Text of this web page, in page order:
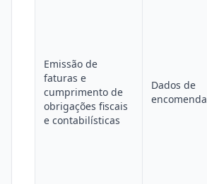
Emissão de
faturas e
cumprimento de
obrigações fiscais
e contabilísticas
Dados de
encomenda